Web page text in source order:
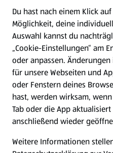
Presse
Hilfe & Kontakt
(öffnet in einem neuen Tab)
Unternehmen
Folge uns hier:
Du hast nach einem Klick
Möglichkeit, deine
Auswahl kannst du
„Cookie-Einstellungen“ am
oder anpassen.
für unsere Webseiten und
oder Fenstern deines
hast, werden wirksam,
Tab oder die App
anschließend wieder
Weitere Informationen